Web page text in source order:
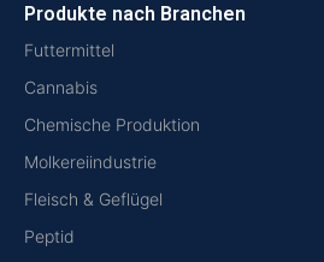
Produkte nach Branchen
Futtermittel
Cannabis
Chemische Produktion
Molkereiindustrie
Fleisch & Geflügel
Peptid